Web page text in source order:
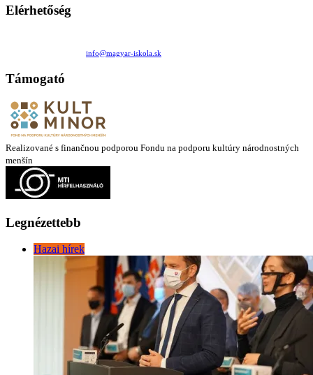
Elérhetőség
info@magyar-iskola.sk
Támogató
Realizované s finančnou podporou Fondu na podporu kultúry národnostných
menšín
Legnézettebb
Hazai hírek